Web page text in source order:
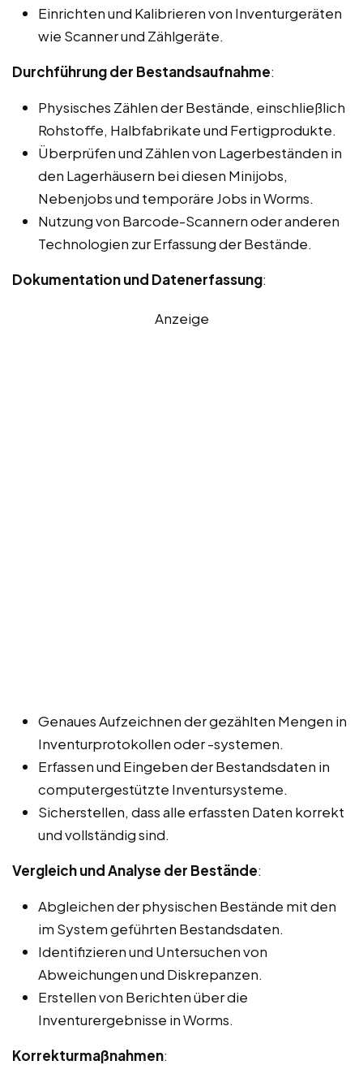
Einrichten und Kalibrieren von Inventurgeräten
wie Scanner und Zählgeräte.
Durchführung der Bestandsaufnahme:
Physisches Zählen der Bestände, einschließlich
Rohstoffe, Halbfabrikate und Fertigprodukte.
Überprüfen und Zählen von Lagerbeständen in
den Lagerhäusern bei diesen Minijobs,
Nebenjobs und temporäre Jobs in Worms.
Nutzung von Barcode-Scannern oder anderen
Technologien zur Erfassung der Bestände.
Dokumentation und Datenerfassung:
Anzeige
Genaues Aufzeichnen der gezählten Mengen in
Inventurprotokollen oder -systemen.
Erfassen und Eingeben der Bestandsdaten in
computergestützte Inventursysteme.
Sicherstellen, dass alle erfassten Daten korrekt
und vollständig sind.
Vergleich und Analyse der Bestände:
Abgleichen der physischen Bestände mit den
im System geführten Bestandsdaten.
Identifizieren und Untersuchen von
Abweichungen und Diskrepanzen.
Erstellen von Berichten über die
Inventurergebnisse in Worms.
Korrekturmaßnahmen: